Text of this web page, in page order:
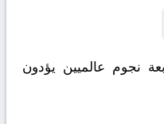
نجوم عالميين يؤدون